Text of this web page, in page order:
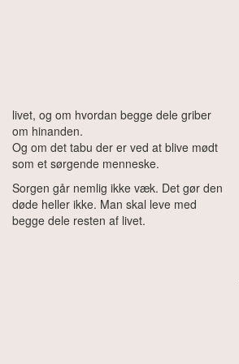
livet, og om hvordan begge dele griber
om hinanden.
Og om det tabu der er ved at blive mødt
som et sørgende menneske.
Sorgen går nemlig ikke væk. Det gør den
døde heller ikke. Man skal leve med
begge dele resten af livet.